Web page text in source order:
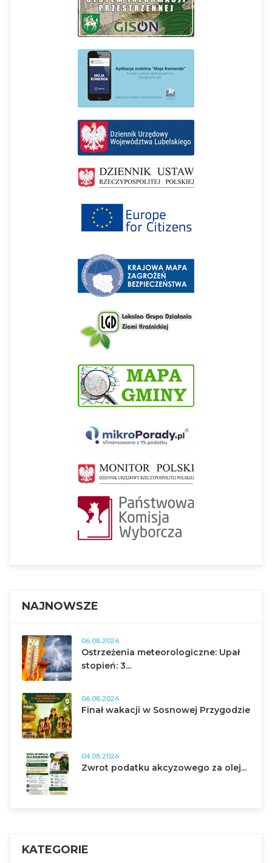
NAJNOWSZE
06.08.2026
Ostrzeżenia meteorologiczne: Upał
stopień: 3...
06.08.2026
Finał wakacji w Sosnowej Przygodzie
04.08.2026
Zwrot podatku akcyzowego za olej...
KATEGORIE